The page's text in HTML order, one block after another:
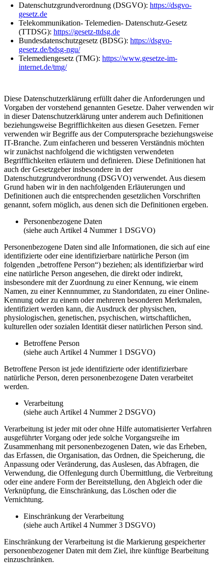
Datenschutzgrundverordnung (DSGVO): https://dsgvo-
gesetz.de
Telekommunikation- Telemedien- Datenschutz-Gesetz
(TTDSG): https://gesetz-ttdsg.de
Bundesdatenschutzgesetz (BDSG): https://dsgvo-
gesetz.de/bdsg-ngu/
Telemediengesetz (TMG): https://www.gesetze-im-
internet.de/tmg/
Diese Datenschutzerklärung erfüllt daher die Anforderungen und
Vorgaben der vorstehend genannten Gesetze. Daher verwenden wir
in dieser Datenschutzerklärung unter anderem auch Definitionen
beziehungsweise Begrifflichkeiten aus diesen Gesetzen. Ferner
verwenden wir Begriffe aus der Computersprache beziehungsweise
IT-Branche. Zum einfacheren und besseren Verständnis möchten
wir zunächst nachfolgend die wichtigsten verwendeten
Begrifflichkeiten erläutern und definieren. Diese Definitionen hat
auch der Gesetzgeber insbesondere in der
Datenschutzgrundverordnung (DSGVO) verwendet. Aus diesem
Grund haben wir in den nachfolgenden Erläuterungen und
Definitionen auch die entsprechenden gesetzlichen Vorschriften
genannt, sofern möglich, aus denen sich die Definitionen ergeben.
Personenbezogene Daten
(siehe auch Artikel 4 Nummer 1 DSGVO)
Personenbezogene Daten sind alle Informationen, die sich auf eine
identifizierte oder eine identifizierbare natürliche Person (im
folgenden „betroffene Person“) beziehen; als identifizierbar wird
eine natürliche Person angesehen, die direkt oder indirekt,
insbesondere mit der Zuordnung zu einer Kennung, wie einem
Namen, zu einer Kennnummer, zu Standortdaten, zu einer Online-
Kennung oder zu einem oder mehreren besonderen Merkmalen,
identifiziert werden kann, die Ausdruck der physischen,
physiologischen, genetischen, psychischen, wirtschaftlichen,
kulturellen oder sozialen Identität dieser natürlichen Person sind.
Betroffene Person
(siehe auch Artikel 4 Nummer 1 DSGVO)
Betroffene Person ist jede identifizierte oder identifizierbare
natürliche Person, deren personenbezogene Daten verarbeitet
werden.
Verarbeitung
(siehe auch Artikel 4 Nummer 2 DSGVO)
Verarbeitung ist jeder mit oder ohne Hilfe automatisierter Verfahren
ausgeführter Vorgang oder jede solche Vorgangsreihe im
Zusammenhang mit personenbezogenen Daten, wie das Erheben,
das Erfassen, die Organisation, das Ordnen, die Speicherung, die
Anpassung oder Veränderung, das Auslesen, das Abfragen, die
Verwendung, die Offenlegung durch Übermittlung, die Verbreitung
oder eine andere Form der Bereitstellung, den Abgleich oder die
Verknüpfung, die Einschränkung, das Löschen oder die
Vernichtung.
Einschränkung der Verarbeitung
(siehe auch Artikel 4 Nummer 3 DSGVO)
Einschränkung der Verarbeitung ist die Markierung gespeicherter
personenbezogener Daten mit dem Ziel, ihre künftige Bearbeitung
einzuschränken.